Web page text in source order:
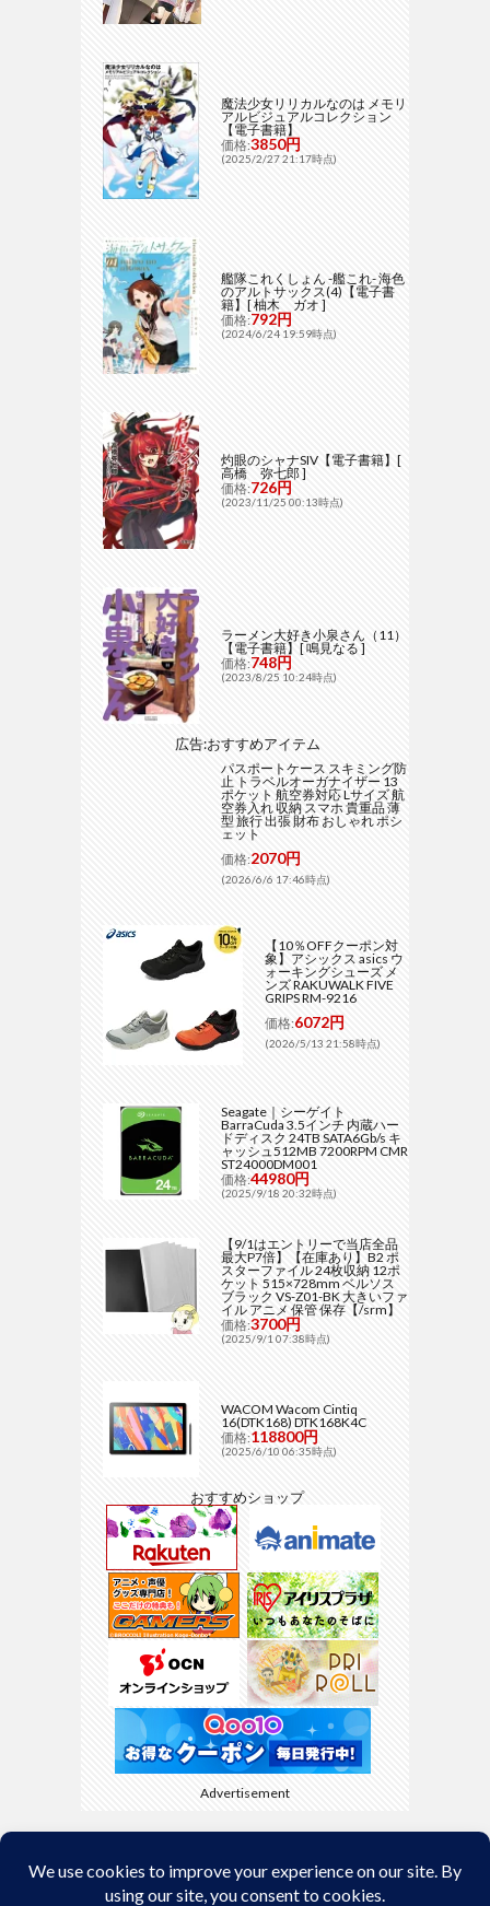
魔法少女リリカルなのは メモリ
アルビジュアルコレクション
【電子書籍】
価格:3850円
(2025/2/27 21:17時点)
艦隊これくしょん -艦これ- 海色
のアルトサックス(4)【電子書
籍】[ 柚木 ガオ ]
価格:792円
(2024/6/24 19:59時点)
灼眼のシャナSIV【電子書籍】[
高橋 弥七郎 ]
価格:726円
(2023/11/25 00:13時点)
ラーメン大好き小泉さん（11）
【電子書籍】[ 鳴見なる ]
価格:748円
(2023/8/25 10:24時点)
広告:おすすめアイテム
パスポートケース スキミング防
止 トラベルオーガナイザー 13
ポケット 航空券対応 Lサイズ 航
空券入れ 収納 スマホ 貴重品 薄
型 旅行 出張 財布 おしゃれ ポシ
ェット
価格:2070円
(2026/6/6 17:46時点)
【10％OFFクーポン対
象】アシックス asics ウ
ォーキングシューズ メ
ンズ RAKUWALK FIVE
GRIPS RM-9216
価格:6072円
(2026/5/13 21:58時点)
Seagate｜シーゲイト
BarraCuda 3.5インチ 内蔵ハー
ドディスク 24TB SATA6Gb/s キ
ャッシュ512MB 7200RPM CMR
ST24000DM001
価格:44980円
(2025/9/18 20:32時点)
【9/1はエントリーで当店全品
最大P7倍】【在庫あり】B2 ポ
スターファイル 24枚収納 12ポ
ケット 515×728mm ベルソス
ブラック VS-Z01-BK 大きいファ
イル アニメ 保管 保存【/srm】
価格:3700円
(2025/9/1 07:38時点)
WACOM Wacom Cintiq
16(DTK168) DTK168K4C
価格:118800円
(2025/6/10 06:35時点)
おすすめショップ
Advertisement
Back to Top